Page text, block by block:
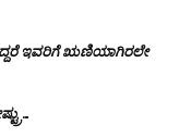
ಇವರಿಗೆ ಋಣಿಯಾಗಿರಲೇ